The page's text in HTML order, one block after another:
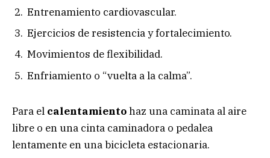
Entrenamiento cardiovascular.
Ejercicios de resistencia y fortalecimiento.
Movimientos de flexibilidad.
Enfriamiento o “vuelta a la calma”.
Para el calentamientohaz una caminata al aire
libre o en una cinta caminadora o pedalea
lentamente en una bicicleta estacionaria.